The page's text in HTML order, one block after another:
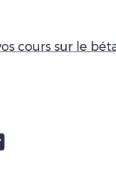
cours sur le